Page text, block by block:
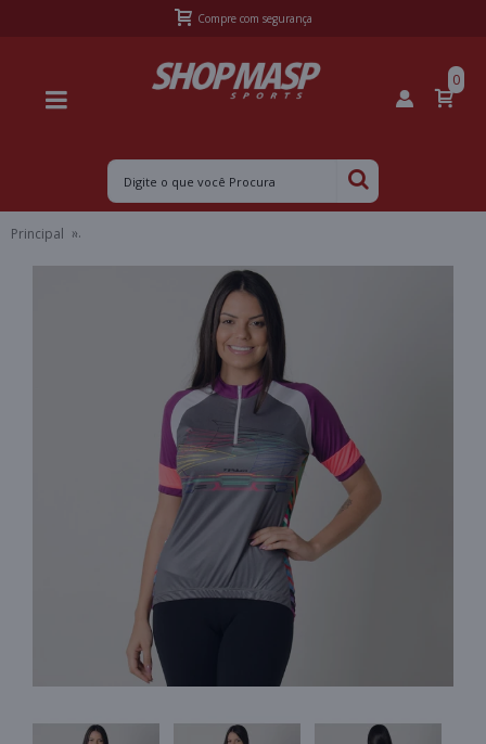
Frete Grátis Sul acima de R$399,99 e Sudeste acima de R$499,99
0
Principal